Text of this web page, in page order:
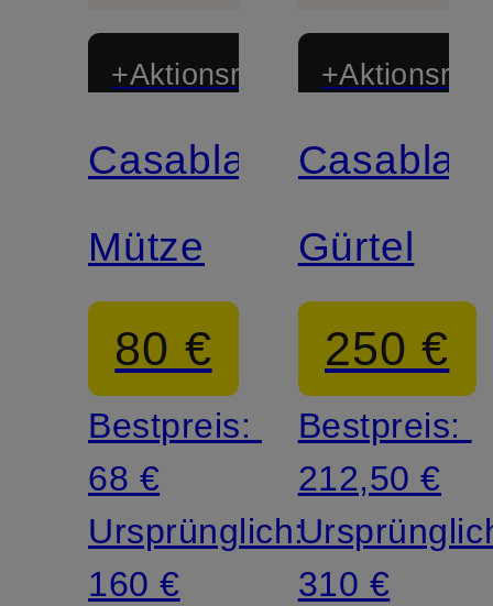
+Aktionsrabatt
Casablanca
Mütze
80 €
Bestpreis:
68 €
Ursprünglich:
160 €
Gürtel
250 €
Bestpreis:
212,50 €
310 €